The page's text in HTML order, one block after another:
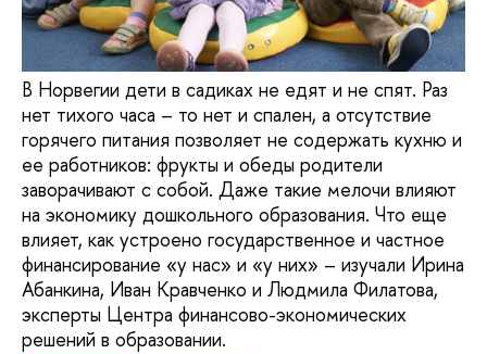
В Норвегии дети в садиках не едят и не спят. Раз
нет тихого часа – то нет и спален, а отсутствие
горячего питания позволяет не содержать кухню и
ее работников: фрукты и обеды родители
заворачивают с собой. Даже такие мелочи влияют
на экономику дошкольного образования. Что еще
влияет, как устроено государственное и частное
финансирование «у нас» и «у них» – изучали Ирина
Абанкина, Иван Кравченко и Людмила Филатова,
эксперты Центра финансово-экономических
решений в образовании.